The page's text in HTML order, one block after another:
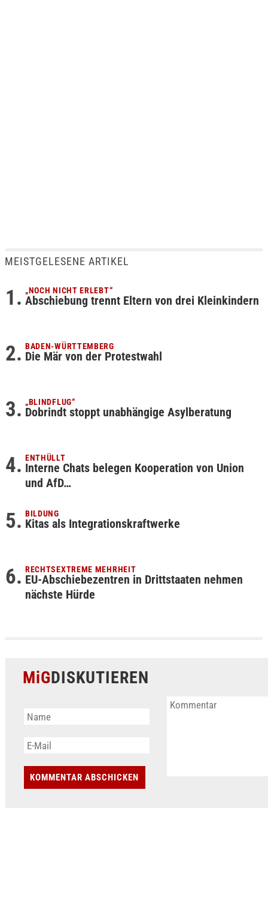
MEISTGELESENE ARTIKEL
„NOCH NICHT ERLEBT“
Abschiebung trennt Eltern von drei Kleinkindern
BADEN-WÜRTTEMBERG
Die Mär von der Protestwahl
„BLINDFLUG“
Dobrindt stoppt unabhängige Asylberatung
ENTHÜLLT
Interne Chats belegen Kooperation von Union
und AfD…
BILDUNG
Kitas als Integrationskraftwerke
RECHTSEXTREME MEHRHEIT
EU-Abschiebezentren in Drittstaaten nehmen
nächste Hürde
MiGDISKUTIEREN